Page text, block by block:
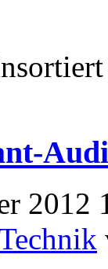
2012